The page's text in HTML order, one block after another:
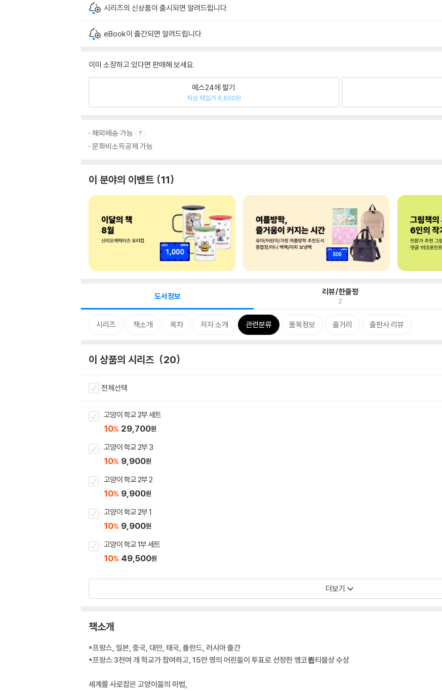
시리즈의 신상품이 출시되면 알려드립니다.
eBook이 출간되면 알려드립니다.
이미 소장하고 있다면 판매해 보세요.
예스24에 팔기
최상 매입가 6,600원
해외배송 가능
문화비소득공제 가능
이 분야의 이벤트 11
도서정보 리뷰/한줄평
2
시리즈 책소개 목차 저자 소개 관련분류 품목정보 줄거리 출판사 리뷰
이 상품의 시리즈 20
전체선택
고양이 학교 2부 세트
10% 29,700원
고양이 학교 2부 3
10% 9,900원
고양이 학교 2부 2
10% 9,900원
고양이 학교 2부 1
10% 9,900원
고양이 학교 1부 세트
10% 49,500원
더보기
책소개
*프랑스, 일본, 중국, 대만, 태국, 폴란드, 러시아 출간
*프랑스 3천여 개 학교가 참여하고, 15만 명의 어린들이 투표로 선정한 앵코륍티블상 수상
세계를 사로잡은 고양이들의 마법,